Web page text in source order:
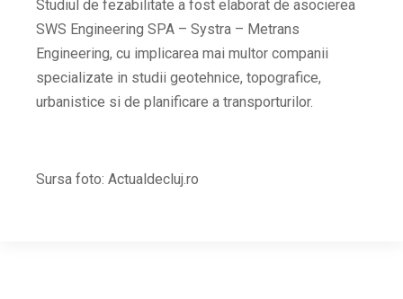
Studiul de fezabilitate a fost elaborat de asocierea
SWS Engineering SPA – Systra – Metrans
Engineering, cu implicarea mai multor companii
specializate in studii geotehnice, topografice,
urbanistice si de planificare a transporturilor.
Sursa foto: Actualdecluj.ro